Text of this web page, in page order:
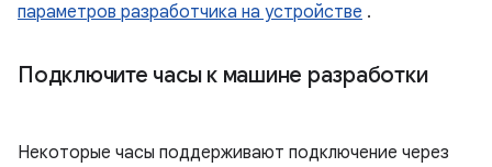
параметров разработчика на устройстве .
Подключите часы к машине разработки
Некоторые часы поддерживают подключение через